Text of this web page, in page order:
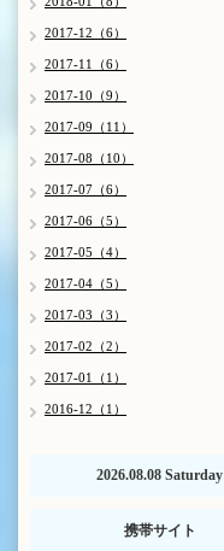
2017-12（6）
2017-11（6）
2017-10（9）
2017-09（11）
2017-08（10）
2017-07（6）
2017-06（5）
2017-05（4）
2017-04（5）
2017-03（3）
2017-02（2）
2017-01（1）
2016-12（1）
2026.08.08 Saturday
携帯サイト